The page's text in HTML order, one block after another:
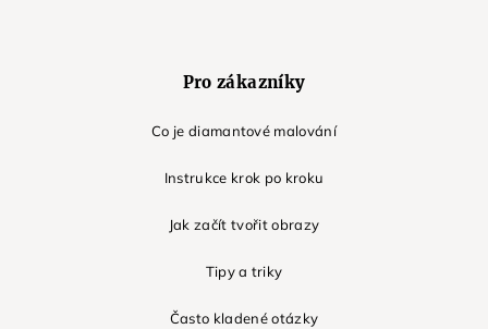
Pro zákazníky
Co je diamantové malování
Instrukce krok po kroku
Jak začít tvořit obrazy
Tipy a triky
Často kladené otázky